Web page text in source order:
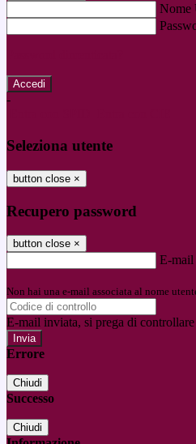
Nome
-
Seleziona utente
button close ×
Recupero password
button close ×
E-mail
Non hai una e-mail associata al nome
E-mail inviata, si prega di
Errore
Chiudi
Successo
Chiudi